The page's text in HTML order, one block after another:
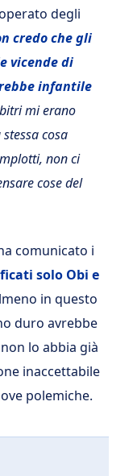
degli
credo che gli
vicende di
infantile
mi erano
cosa
non ci
cose del
comunicato i
solo Obi e
in questo
duro avrebbe
lo abbia già
inaccettabile
polemiche.